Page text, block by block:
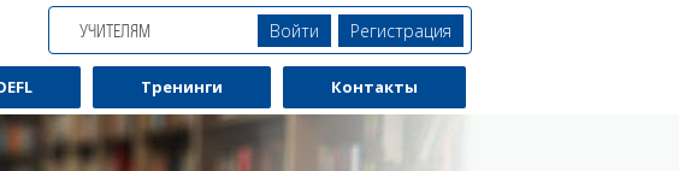
УЧИТЕЛЯМ Войти Регистрация
Тренинги Контакты